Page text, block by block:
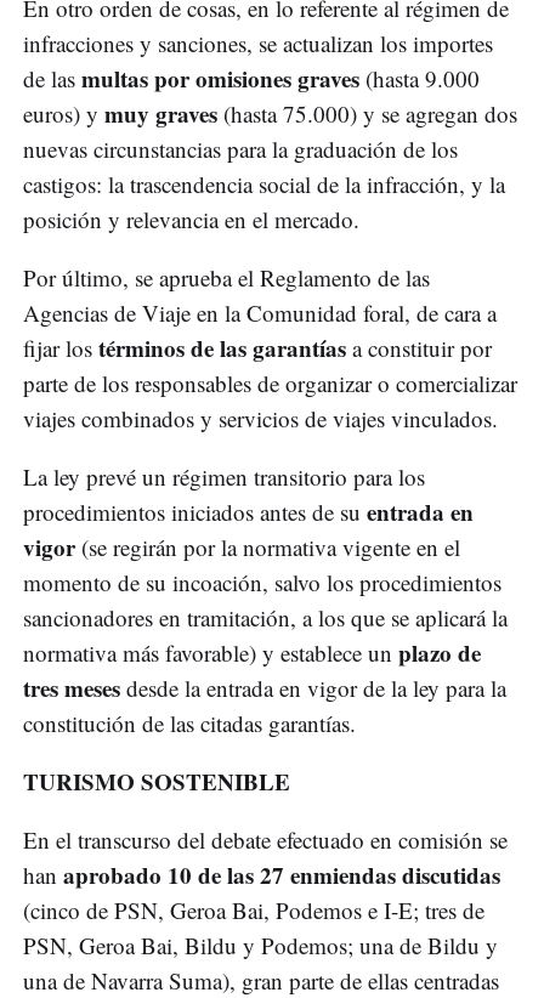
En otro orden de cosas, en lo referente al régimen de
infracciones y sanciones, se actualizan los importes
de las multas por omisiones graves (hasta 9.000
euros) y muy graves (hasta 75.000) y se agregan dos
nuevas circunstancias para la graduación de los
castigos: la trascendencia social de la infracción, y la
posición y relevancia en el mercado.
Por último, se aprueba el Reglamento de las
Agencias de Viaje en la Comunidad foral, de cara a
fijar los términos de las garantías a constituir por
parte de los responsables de organizar o comercializar
viajes combinados y servicios de viajes vinculados.
La ley prevé un régimen transitorio para los
procedimientos iniciados antes de su entrada en
vigor(se regirán por la normativa vigente en el
momento de su incoación, salvo los procedimientos
sancionadores en tramitación, a los que se aplicará la
normativa más favorable) y establece un plazo de
tres meses desde la entrada en vigor de la ley para la
constitución de las citadas garantías.
TURISMO SOSTENIBLE
En el transcurso del debate efectuado en comisión se
han aprobado 10 de las 27 enmiendas discutidas
(cinco de PSN, Geroa Bai, Podemos e I-E; tres de
PSN, Geroa Bai, Bildu y Podemos; una de Bildu y
una de Navarra Suma), gran parte de ellas centradas